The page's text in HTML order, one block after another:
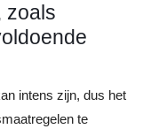
zoals
intens zijn, dus het
te